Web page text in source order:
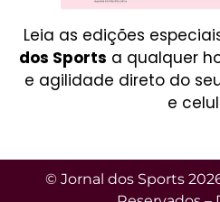
Leia as edições
dos Sports a qualquer
e agilidade direto do
e
© Jornal dos Sports